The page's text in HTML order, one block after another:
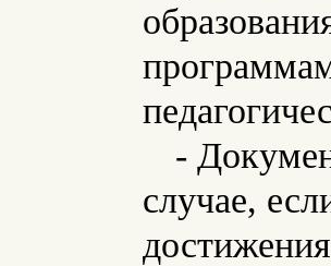
-
случае,